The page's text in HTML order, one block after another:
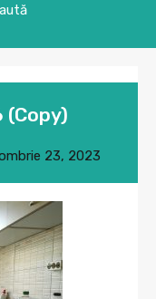
(Copy)
23, 2023